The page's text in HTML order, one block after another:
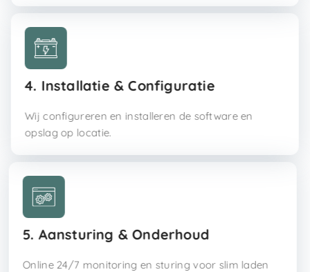
4. Installatie & Configuratie
Wij configureren en installeren de software en
opslag op locatie.
5. Aansturing & Onderhoud
Online 24/7 monitoring en sturing voor slim laden